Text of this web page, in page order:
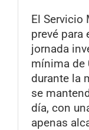
El Servicio
prevé para
jornada
mínima de
durante la
se
día, con
apenas